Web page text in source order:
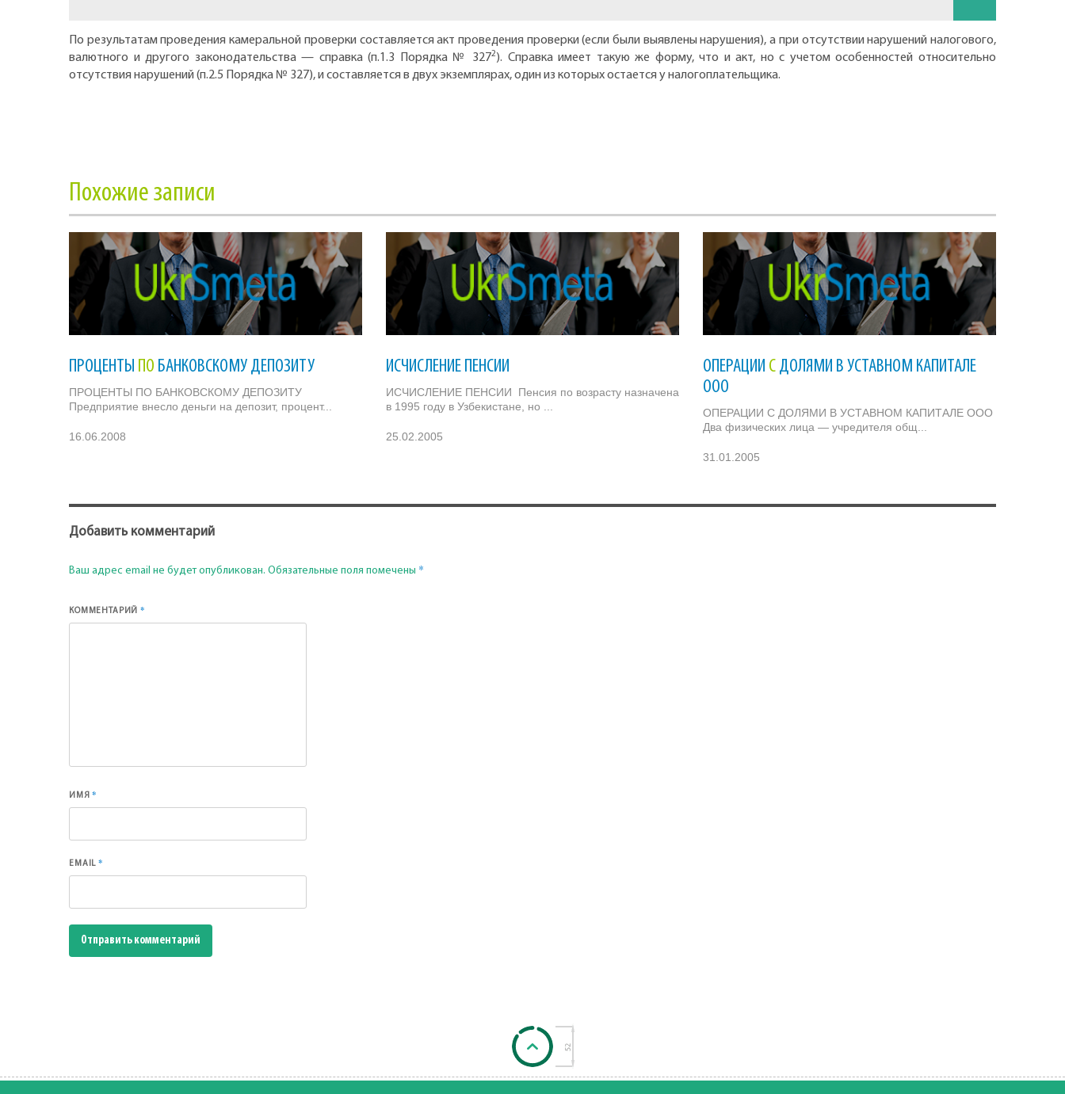
По результатам проведения камеральной проверки составляется акт проведения проверки (если были выявлены нарушения), а при отсутствии нарушений налогового,
валютного и другого законодательства — справка (п.1.3 Порядка № 3272). Справка имеет такую же форму, что и акт, но с учетом особенностей относительно
отсутствия нарушений (п.2.5 Порядка № 327), и составляется в двух экземплярах, один из которых остается у налогоплательщика.
Похожие записи
ПРОЦЕНТЫ ПО БАНКОВСКОМУ ДЕПОЗИТУ
ПРОЦЕНТЫ ПО БАНКОВСКОМУ ДЕПОЗИТУ
Предприятие внесло деньги на депозит, процент...
16.06.2008
ИСЧИСЛЕНИЕ ПЕНСИИ
ИСЧИСЛЕНИЕ ПЕНСИИ Пенсия по возрасту назначена
в 1995 году в Узбекистане, но ...
25.02.2005
ОПЕРАЦИИ С ДОЛЯМИ В УСТАВНОМ КАПИТАЛЕ
ООО
ОПЕРАЦИИ С ДОЛЯМИ В УСТАВНОМ КАПИТАЛЕ ООО
Два физических лица — учредителя общ...
31.01.2005
Добавить комментарий
Ваш адрес email не будет опубликован. Обязательные поля помечены *
КОММЕНТАРИЙ*
ИМЯ*
EMAIL*